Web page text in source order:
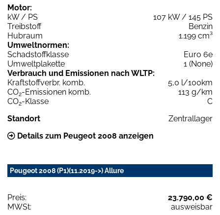
Motor:
kW / PS
107 kW / 145 PS
Treibstoff
Benzin
Hubraum
1.199 cm³
Umweltnormen:
Schadstoffklasse
Euro 6e
Umweltplakette
1 (None)
Verbrauch und Emissionen nach WLTP:
Kraftstoffverbr. komb.
5,0 l/100km
CO2-Emissionen komb.
113 g/km
CO2-Klasse
C
Standort
Zentrallager
Details zum Peugeot 2008 anzeigen
Peugeot 2008 (P1)(11.2019->) Allure
Preis:
23.790,00 €
MWSt:
ausweisbar